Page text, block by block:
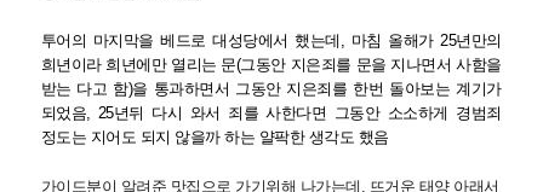
투어의 마지막을 베드로 대성당에서 했는데, 마침 올해가 25년만의
희년이라 희년에만 열리는 문(그동안 지은죄를 문을 지나면서 사함을
받는 다고 함)을 통과하면서 그동안 지은죄를 한번 돌아보는 계기가
되었음, 25년뒤 다시 와서 죄를 사한다면 그동안 소소하게 경범죄
정도는 지어도 되지 않을까 하는 얄팍한 생각도 했음
가이드분이 알려준 맛집으로 가기위해 나가는데, 뜨거운 태양 아래서